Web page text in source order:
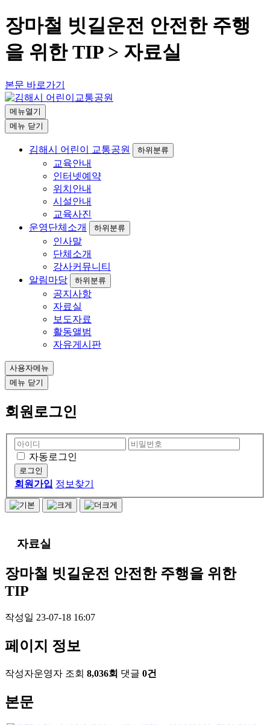
장마철 빗길운전 안전한 주행
을 위한 TIP > 자료실
본문 바로가기
메뉴열기
메뉴 닫기
김해시 어린이 교통공원 하위분류
교육안내
인터넷예약
위치안내
시설안내
교육사진
운영단체소개
하위분류
인사말
단체소개
강사커뮤니티
알림마당
하위분류
공지사항
자료실
보도자료
활동앨범
자유게시판
사용자메뉴
메뉴 닫기
회원로그인
자동로그인
회원가입 정보찾기
자료실
장마철 빗길운전 안전한 주행을 위한
TIP
작성일 23-07-18 16:07
페이지 정보
작성자운영자 조회 8,036회 댓글 0건
본문